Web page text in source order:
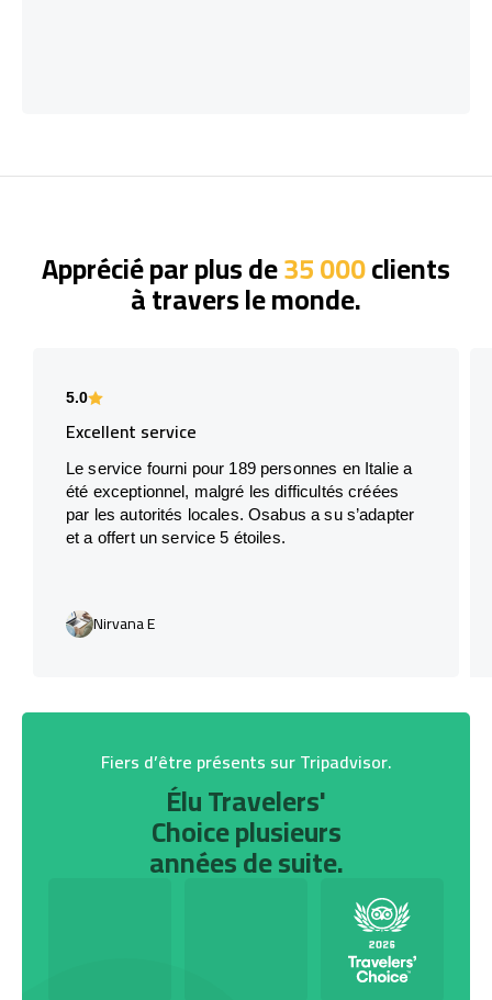
Apprécié par plus de35 000clients
à travers le monde.
5.0
Excellent service
Le service fourni pour 189 personnes en Italie a
été exceptionnel, malgré les difficultés créées
par les autorités locales. Osabus a su s’adapter
et a offert un service 5 étoiles.
Nirvana E
Fiers d’être présents sur Tripadvisor.
Élu Travelers'
Choice plusieurs
années de suite.